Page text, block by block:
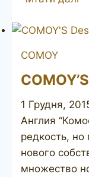
COMOY
1 Грудня,
Англия
редкость,
нового
множество